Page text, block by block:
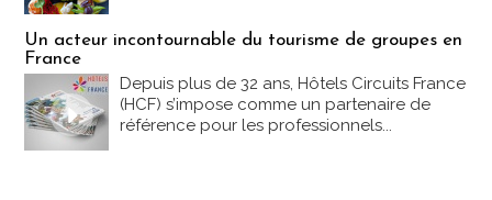
Un acteur incontournable du tourisme de groupes en
France
Depuis plus de 32 ans, Hôtels Circuits France
(HCF) s’impose comme un partenaire de
référence pour les professionnels...